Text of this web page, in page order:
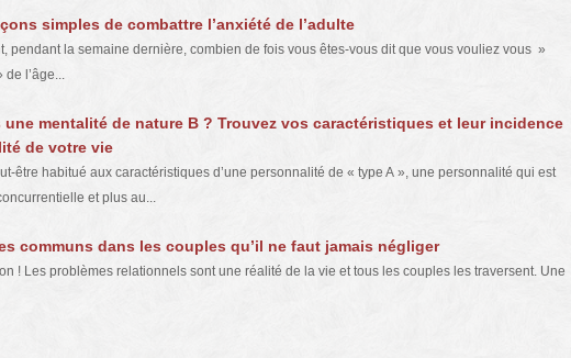
simples de combattre l’anxiété de l’adulte
pendant la semaine dernière, combien de fois vous êtes-vous dit que vous vouliez vous »
l’âge...
une mentalité de nature B ? Trouvez vos caractéristiques et leur incidence
de votre vie
être habitué aux caractéristiques d’une personnalité de « type A », une personnalité qui est
et plus au...
communs dans les couples qu’il ne faut jamais négliger
! Les problèmes relationnels sont une réalité de la vie et tous les couples les traversent. Une